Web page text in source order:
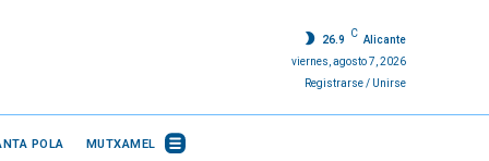
26.9
C
Alicante
viernes, agosto 7, 2026
Registrarse / Unirse
POLA MUTXAMEL